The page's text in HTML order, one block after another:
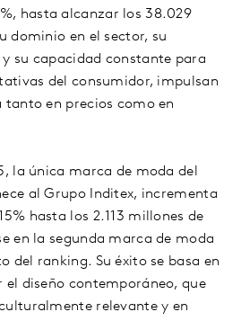
hasta alcanzar los 38.029
dominio en el sector, su
su capacidad constante para
del consumidor, impulsan
tanto en precios como en
la única marca de moda del
al Grupo Inditex, incrementa
hasta los 2.113 millones de
en la segunda marca de moda
del ranking. Su éxito se basa en
diseño contemporáneo, que
relevante y en